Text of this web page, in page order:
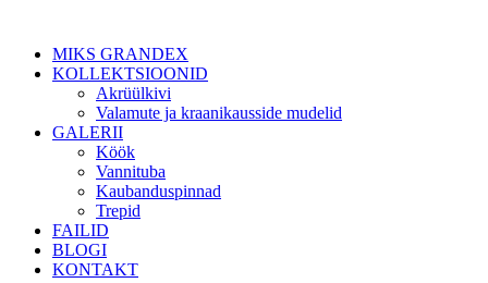
MIKS GRANDEX
KOLLEKTSIOONID
Akrüülkivi
Valamute ja kraanikausside mudelid
GALERII
Köök
Vannituba
Kaubanduspinnad
Trepid
FAILID
BLOGI
KONTAKT